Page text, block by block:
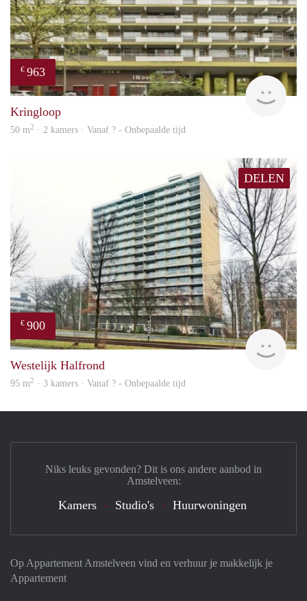
€ 963
Kringloop
50 m2 · 2 kamers · Vanaf ? - Onbepaalde tijd
DELEN
€ 900
Westelijk Halfrond
95 m2 · 3 kamers · Vanaf ? - Onbepaalde tijd
Op Appartement Amstelveen vind en verhuur je makkelijk je
Appartement
Niks leuks gevonden? Dit is ons andere aanbod in
Amstelveen:
Kamers Studio's Huurwoningen